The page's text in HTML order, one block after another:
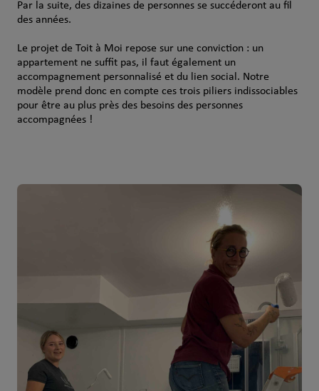
Par la suite, des dizaines de personnes se succéderont au fil
des années.
Le projet de Toit à Moi repose sur une conviction : un
appartement ne suffit pas, il faut également un
accompagnement personnalisé et du lien social. Notre
modèle prend donc en compte ces trois piliers indissociables
pour être au plus près des besoins des personnes
accompagnées !